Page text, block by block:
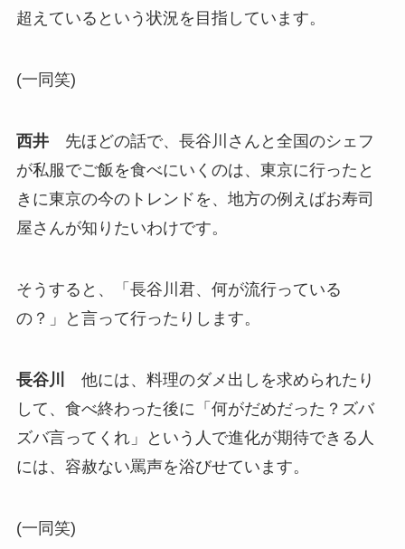
超えているという状況を目指しています。
(一同笑)
西井先ほどの話で、長谷川さんと全国のシェフ
が私服でご飯を食べにいくのは、東京に行ったと
きに東京の今のトレンドを、地方の例えばお寿司
屋さんが知りたいわけです。
そうすると、「長谷川君、何が流行っている
の？」と言って行ったりします。
長谷川
他には、料理のダメ出しを求められたり
して、食べ終わった後に「何がだめだった？ズバ
ズバ言ってくれ」という人で進化が期待できる人
には、容赦ない罵声を浴びせています。
(一同笑)